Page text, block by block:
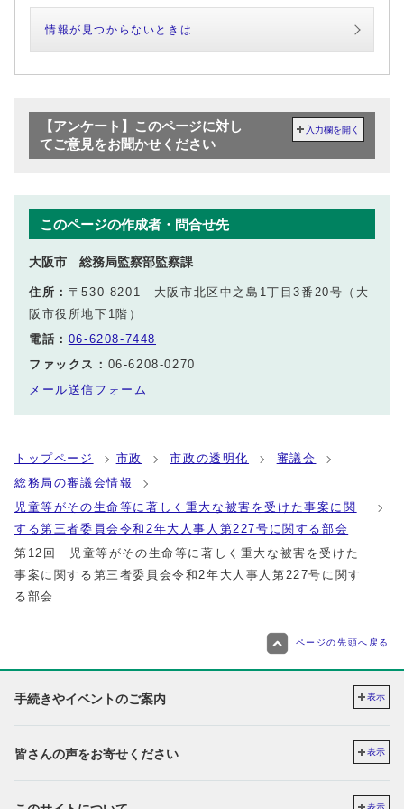
情報が見つからないときは
【アンケート】このページに対し
てご意見をお聞かせください
入力欄を開く
このページの作成者・問合せ先
大阪市 総務局監察部監察課
住所： 〒530-8201 大阪市北区中之島1丁目3番20号（大
阪市役所地下1階）
電話： 06-6208-7448
ファックス： 06-6208-0270
メール送信フォーム
トップページ 市政 市政の透明化
審議会
総務局の審議会情報
児童等がその生命等に著しく重大な被害を受けた事案に関
する第三者委員会令和2年大人事人第227号に関する部会
第12回 児童等がその生命等に著しく重大な被害を受けた
事案に関する第三者委員会令和2年大人事人第227号に関す
る部会
ページの先頭へ戻る
手続きやイベントのご案内 表示
皆さんの声をお寄せください 表示
表示